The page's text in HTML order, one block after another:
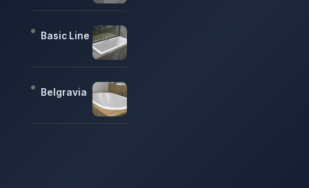
Basic Line
Belgravia